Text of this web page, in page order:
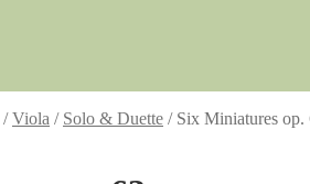
/Viola / Solo & Duette / Six Miniatures op.